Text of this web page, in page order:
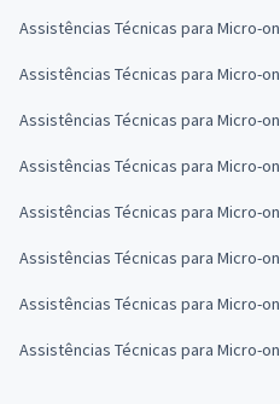
Assistências Técnicas para Micro-
Assistências Técnicas para Micro-
Assistências Técnicas para Micro-
Assistências Técnicas para Micro-
Assistências Técnicas para Micro-
Assistências Técnicas para Micro-
Assistências Técnicas para Micro-
Assistências Técnicas para Micro-